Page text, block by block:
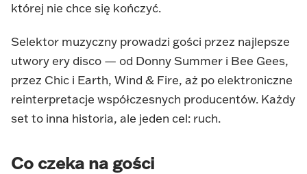
której nie chce się kończyć.
Selektor muzyczny prowadzi gości przez najlepsze
utwory ery disco — od Donny Summer i Bee Gees,
przez Chic i Earth, Wind & Fire, aż po elektroniczne
reinterpretacje współczesnych producentów. Każdy
set to inna historia, ale jeden cel: ruch.
Co czeka na gości